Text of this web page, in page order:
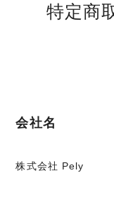
特定商
会社名
株式会社 Pely